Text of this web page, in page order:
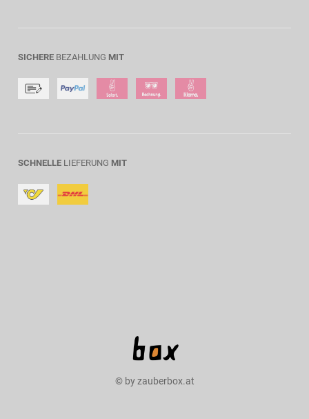
SICHERE BEZAHLUNG MIT
SCHNELLE LIEFERUNG MIT
© by zauberbox.at